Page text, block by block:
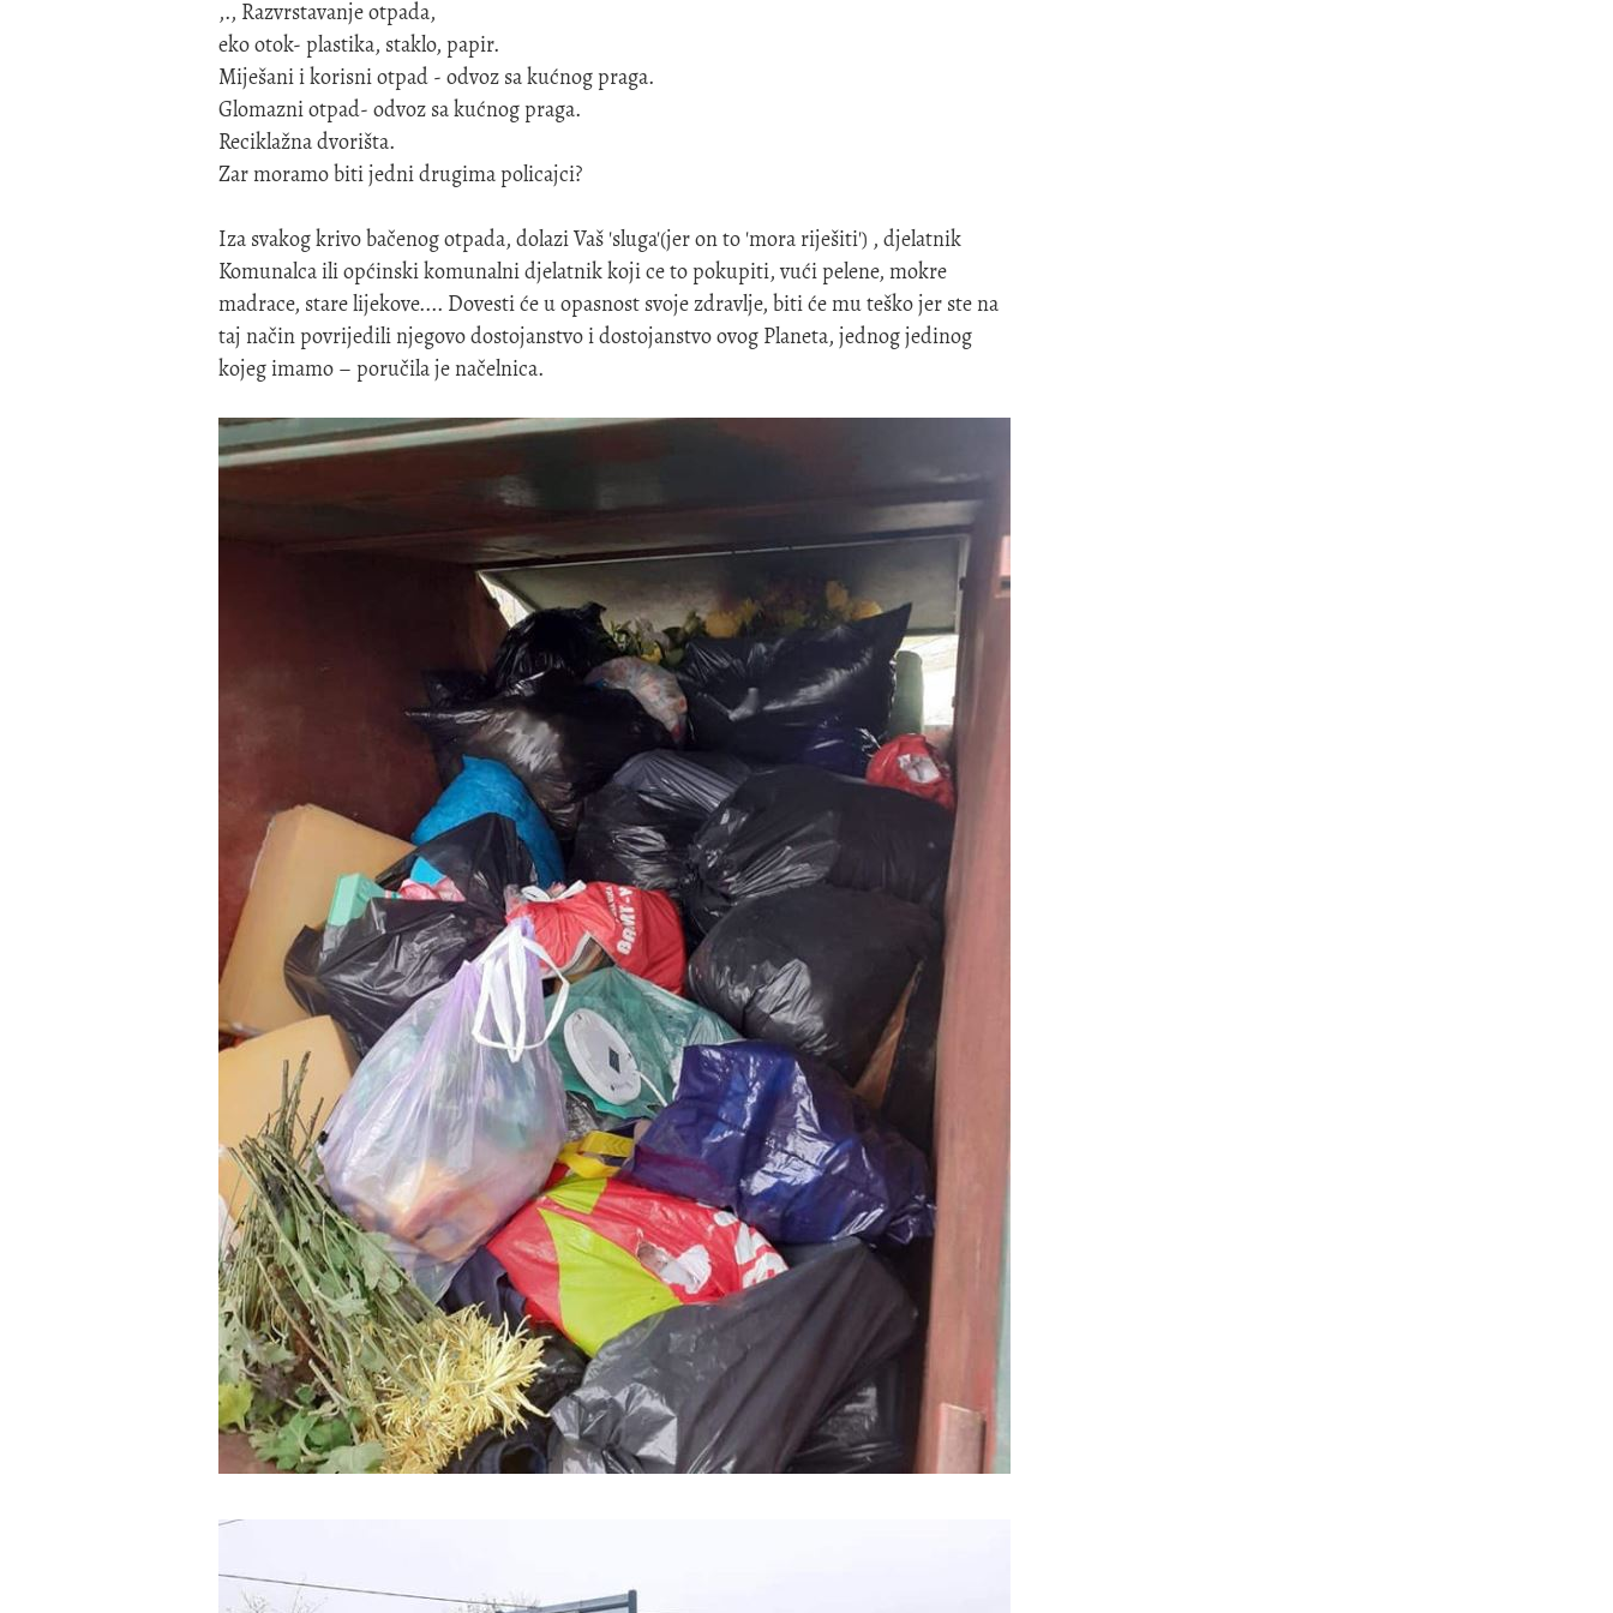
,., Razvrstavanje otpada,
eko otok- plastika, staklo, papir.
Miješani i korisni otpad - odvoz sa kućnog praga.
Glomazni otpad- odvoz sa kućnog praga.
Reciklažna dvorišta.
Zar moramo biti jedni drugima policajci?
Iza svakog krivo bačenog otpada, dolazi Vaš 'sluga'(jer on to 'mora riješiti') , djelatnik
Komunalca ili općinski komunalni djelatnik koji ce to pokupiti, vući pelene, mokre
madrace, stare lijekove.... Dovesti će u opasnost svoje zdravlje, biti će mu teško jer ste na
taj način povrijedili njegovo dostojanstvo i dostojanstvo ovog Planeta, jednog jedinog
kojeg imamo – poručila je načelnica.